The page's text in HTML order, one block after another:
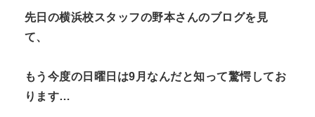
N
先日の横浜校スタッフの野本さんのブログを見
て、
もう今度の日曜日は9月なんだと知って驚愕してお
ります…